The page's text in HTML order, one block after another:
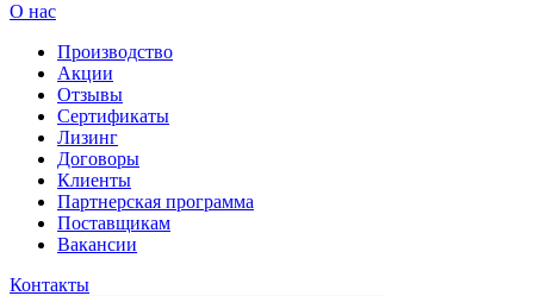
О нас
Производство
Акции
Отзывы
Сертификаты
Лизинг
Договоры
Клиенты
Партнерская программа
Поставщикам
Вакансии
Контакты